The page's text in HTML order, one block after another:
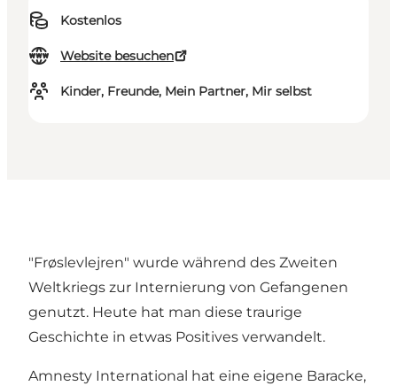
Kostenlos
Website besuchen
Kinder, Freunde, Mein Partner, Mir selbst
"Frøslevlejren" wurde während des Zweiten
Weltkriegs zur Internierung von Gefangenen
genutzt. Heute hat man diese traurige
Geschichte in etwas Positives verwandelt.
Amnesty International hat eine eigene Baracke,